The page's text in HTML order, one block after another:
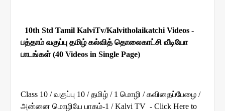
10th Std Tamil KalviTv/Kalvitholaikatchi Videos -
பத்தாம் வகுப்பு தமிழ் கல்வித் தொலைகாட்சி வீடியோ
பாடங்கள் (40 Videos in Single Page)
Class 10 / வகுப்பு 10 / தமிழ் / 1 மொழி / கவிதைப்பேழை /
அன்னை மொழியே பாகம்-1 / Kalvi TV - Click Here to